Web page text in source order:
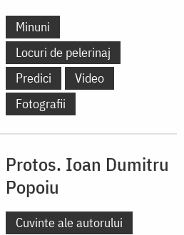
Minuni
Locuri de pelerinaj
Predici
Video
Fotografii
Protos. Ioan Dumitru
Popoiu
Cuvinte ale autorului